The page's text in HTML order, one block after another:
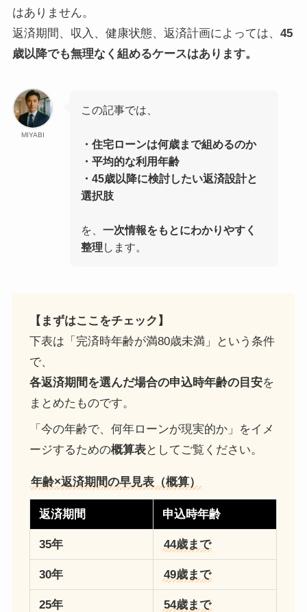
はありません。
返済期間、収入、健康状態、返済計画によっては、 45
歳以降でも無理なく組めるケースはあります。
MIYABI
この記事では、
・住宅ローンは何歳まで組めるのか
・平均的な利用年齢
・45歳以降に検討したい返済設計と
選択肢
を、一次情報をもとにわかりやすく
整理 します。
【まずはここをチェック】
下表は「完済時年齢が満80歳未満」という条件
で、
各返済期間を選んだ場合の申込時年齢の目安を
まとめたものです。
「今の年齢で、何年ローンが現実的か」をイメ
ージするための概算表としてご覧ください。
年齢×返済期間の早見表（概算）
返済期間 申込時年齢
35年 44歳まで
30年 49歳まで
25年 54歳まで